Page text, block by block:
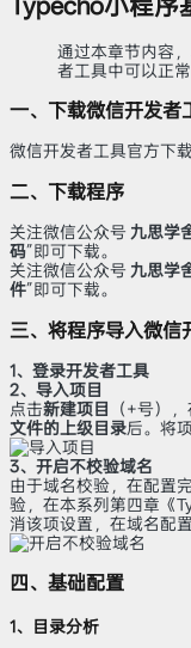
Typecho小程序
通过本章节内容
者工具中可以正
一、下载微信开发者
微信开发者工具官方下载
二、下载程序
关注微信公众号 九思学
码”即可下载。
关注微信公众号 九思学
件”即可下载。
三、将程序导入微信
1、登录开发者工具
2、导入项目
点击新建项目 （+号）
文件的上级目录后。将
3、开启不校验域名
由于域名校验，在配置
验，在本系列第四章《
消该项设置，在域名配
四、基础配置
1、目录分析